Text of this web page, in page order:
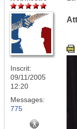
Inscrit:
09/11/2005
12:20
Messages:
775